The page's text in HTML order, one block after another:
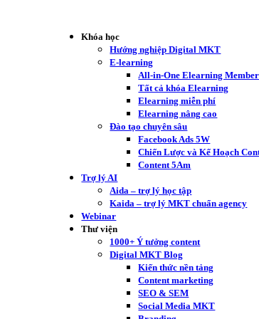
Khóa học
Hướng nghiệp Digital MKT
E-learning
All-in-One Elearning
Tất cả khóa Elearning
Elearning miễn phí
Elearning nâng cao
Đào tạo chuyên sâu
Facebook Ads 5W
Chiến Lược và Kế Hoạch
Content 5Am
Trợ lý AI
Aida – trợ lý học tập
Kaida – trợ lý MKT chuẩn agency
Webinar
Thư viện
1000+ Ý tưởng content
Digital MKT Blog
Kiến thức nền tảng
Content marketing
SEO & SEM
Social Media MKT